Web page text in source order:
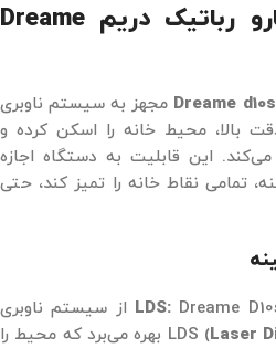
سیستم ناوبری جارو رباتیک دریم Dreame
مجهز به سیستم ناوبری
بالا، محیط خانه را اسکن کرده و
این قابلیت به دستگاه اجازه
تمامی نقاط خانه را تمیز کند، حتی
Dreame D10s از سیستم ناوبری
Laser
) بهره می‌برد که محیط را